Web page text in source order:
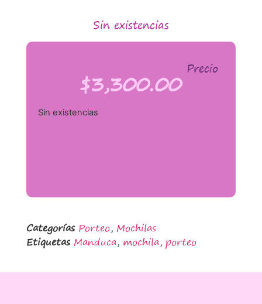
Sin existencias
Precio
$3,300.00
Sin existencias
Categorías Porteo, Mochilas
Etiquetas Manduca, mochila, porteo